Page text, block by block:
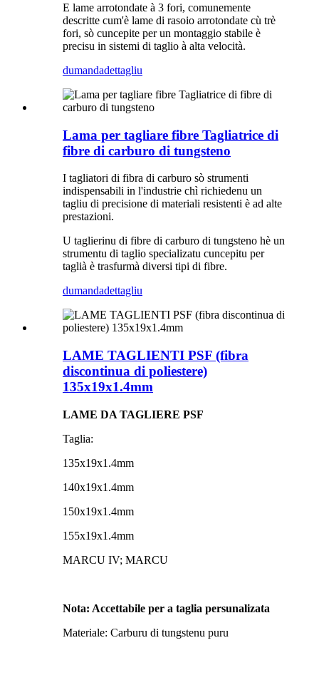
E lame arrotondate à 3 fori, comunemente
descritte cum'è lame di rasoio arrotondate cù trè
fori, sò cuncepite per un montaggio stabile è
precisu in sistemi di taglio à alta velocità.
dumandadettagliu
Lama per tagliare fibre Tagliatrice di
fibre di carburo di tungsteno
I tagliatori di fibra di carburo sò strumenti
indispensabili in l'industrie chì richiedenu un
tagliu di precisione di materiali resistenti è ad alte
prestazioni.
U taglierinu di fibre di carburo di tungsteno hè un
strumentu di taglio specializatu cuncepitu per
taglià è trasfurmà diversi tipi di fibre.
dumandadettagliu
LAME TAGLIENTI PSF (fibra
discontinua di poliestere)
135x19x1.4mm
LAME DA TAGLIERE PSF
Taglia:
135x19x1.4mm
140x19x1.4mm
150x19x1.4mm
155x19x1.4mm
MARCU IV; MARCU
Nota: Accettabile per a taglia persunalizata
Materiale: Carburu di tungstenu puru